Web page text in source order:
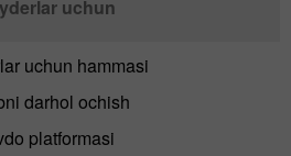
uchun
uchun hammasi
darhol ochish
platformasi